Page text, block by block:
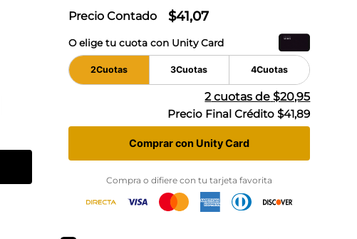
Precio Contado $41,07
O elige tu cuota con Unity Card
2Cuotas 3Cuotas 4Cuotas
2cuotas de $20,95
Precio Final Crédito $41,89
Comprar con Unity Card
Compra o difiere con tu tarjeta favorita